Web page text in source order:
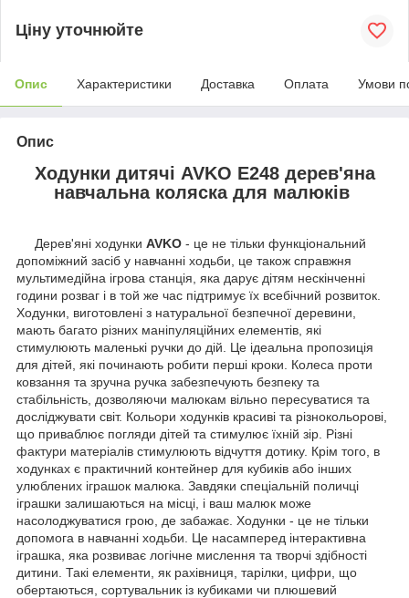
Ціну уточнюйте
Опис Характеристики Доставка Оплата Умови
Опис
Ходунки дитячі AVKO E248 дерев'яна
навчальна коляска для малюків
Дерев'яні ходунки AVKO - це не тільки функціональний
допоміжний засіб у навчанні ходьби, це також справжня
мультимедійна ігрова станція, яка дарує дітям нескінченні
години розваг і в той же час підтримує їх всебічний розвиток.
Ходунки, виготовлені з натуральної безпечної деревини,
мають багато різних маніпуляційних елементів, які
стимулюють маленькі ручки до дій. Це ідеальна пропозиція
для дітей, які починають робити перші кроки. Колеса проти
ковзання та зручна ручка забезпечують безпеку та
стабільність, дозволяючи малюкам вільно пересуватися та
досліджувати світ. Кольори ходунків красиві та різнокольорові,
що приваблює погляди дітей та стимулює їхній зір. Різні
фактури матеріалів стимулюють відчуття дотику. Крім того, в
ходунках є практичний контейнер для кубиків або інших
улюблених іграшок малюка. Завдяки спеціальній поличці
іграшки залишаються на місці, і ваш малюк може
насолоджуватися грою, де забажає. Ходунки - це не тільки
допомога в навчанні ходьби. Це насамперед інтерактивна
іграшка, яка розвиває логічне мислення та творчі здібності
дитини. Такі елементи, як рахівниця, тарілки, цифри, що
обертаються, сортувальник із кубиками чи плюшевий